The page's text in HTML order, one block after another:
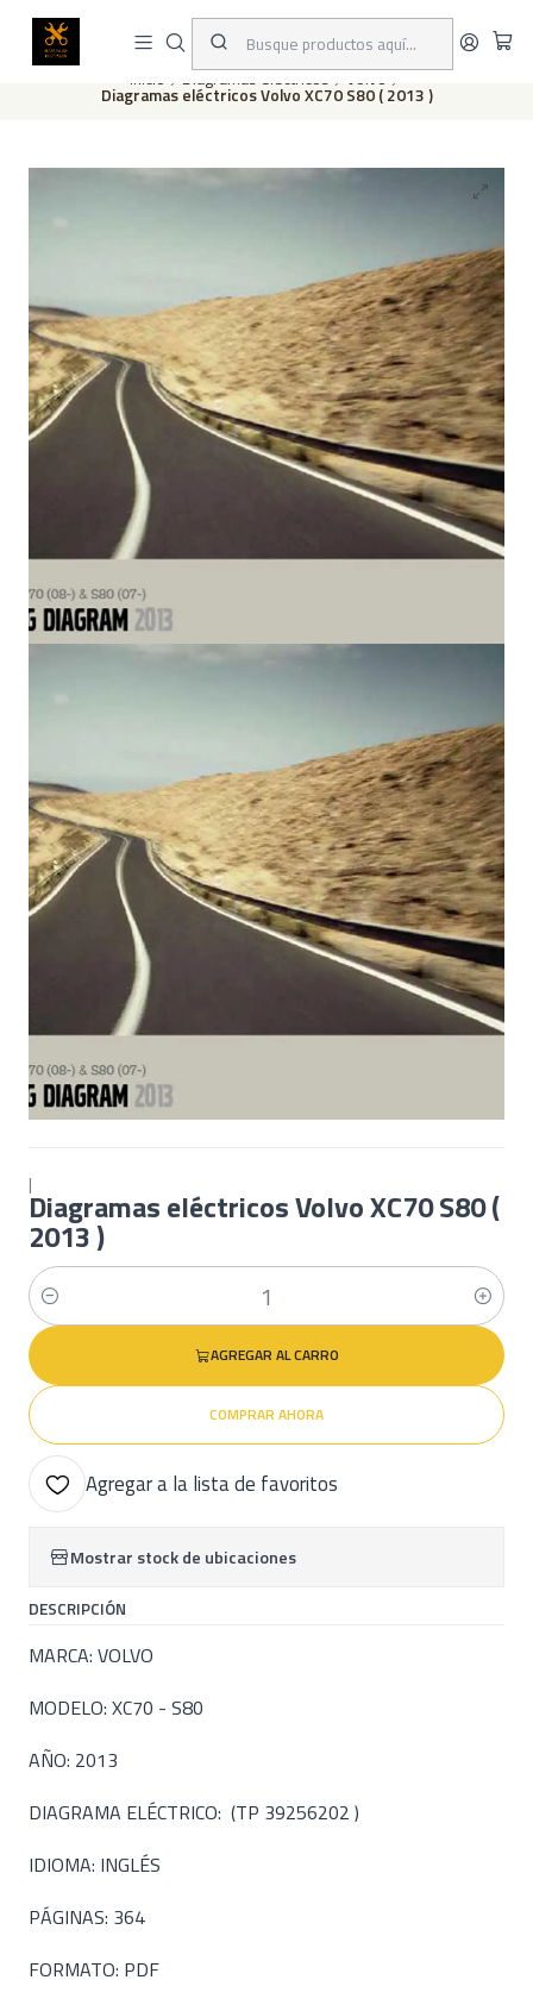
Este es el texto del slide
Inicio Diagramas eléctricos Volvo
Diagramas eléctricos Volvo XC70 S80 ( 2013 )
|
Diagramas eléctricos Volvo XC70 S80 (
2013 )
Cantidad
AGREGAR AL CARRO
COMPRAR AHORA
Agregar a la lista de favoritos
Mostrar stock de ubicaciones
DESCRIPCIÓN
MARCA: VOLVO
MODELO: XC70 - S80
AÑO: 2013
DIAGRAMA ELÉCTRICO: (TP 39256202 )
IDIOMA: INGLÉS
PÁGINAS: 364
FORMATO: PDF